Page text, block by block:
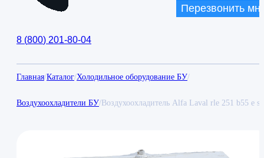
8 (800) 201-80-04
Перезвонить
Главная/Каталог/Холодильное оборудование БУ/
Воздухоохладители БУ/ Воздухоохладитель Alfa Laval rle 251 b55 e s2